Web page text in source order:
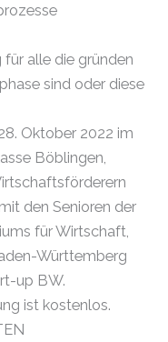
alle die gründen
sind oder diese
Oktober 2022 im
Böblingen,
den Senioren der
für Wirtschaft,
Württemberg
up BW.
ist kostenlos.